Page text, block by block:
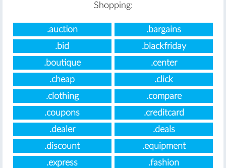
Shopping:
.auction
.bargains
.bid
.blackfriday
.boutique
.center
.cheap
.click
.clothing
.compare
.coupons
.creditcard
.dealer
.deals
.discount
.equipment
.express
.fashion